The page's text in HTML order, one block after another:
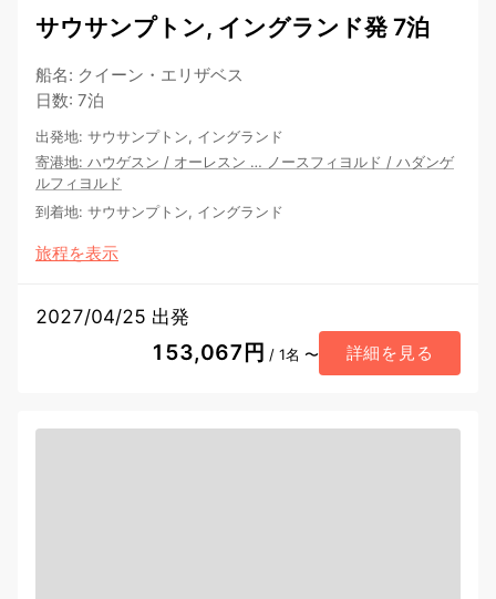
サウサンプトン, イングランド発 7泊
船名: クイーン・エリザベス
日数: 7泊
出発地: サウサンプトン, イングランド
寄港地: ハウゲスン / オーレスン … ノースフィヨルド / ハダンゲ
ルフィヨルド
到着地: サウサンプトン, イングランド
旅程を表示
2027/04/25 出発
153,067円 / 1名 〜 詳細を見る